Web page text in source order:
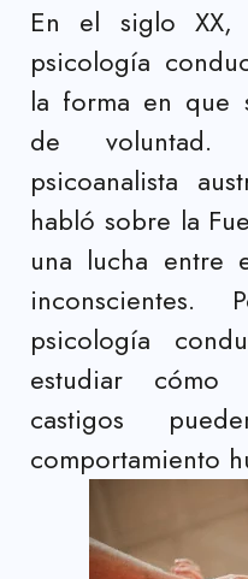
En el siglo XX,
psicología
la forma en que
de
psicoanalista
habló sobre la
una lucha entre
psicología
estudiar cómo
castigos
comportamiento